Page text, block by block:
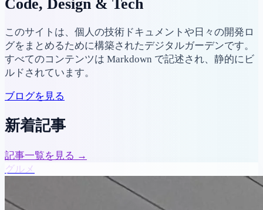
Code, Design & Tech
このサイトは、個人の技術ドキュメントや日々の開発ロ
グをまとめるために構築されたデジタルガーデンです。
すべてのコンテンツは Markdown で記述され、静的にビ
ルドされています。
ブログを見る
新着記事
記事一覧を見る →
グルメ